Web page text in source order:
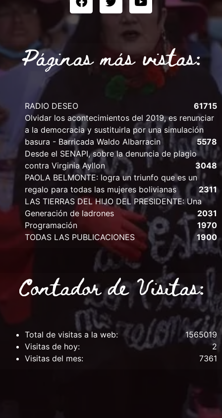
Páginas más vistas:
RADIO DESEO
61715
Olvidar los acontecimientos del 2019, es renunciar
a la democracia y sustituirla por una simulación
basura - Barricada Waldo Albarracin
5578
Desde el SENAPI, sobre la denuncia de plagio
contra Virginia Ayllon
3048
PAOLA BELMONTE: logra un triunfo que es un
regalo para todas las mujeres bolivianas
2311
LAS TIERRAS DEL HIJO DEL PRESIDENTE: Una
Generación de ladrones
2031
Programación
1970
TODAS LAS PUBLICACIONES
1900
Contador de Visitas:
1565019
Total de visitas a la web:
2
Visitas de hoy:
7361
Visitas del mes: